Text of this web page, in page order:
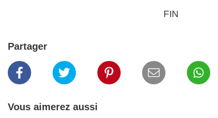
FIN
Partager
Vous aimerez aussi